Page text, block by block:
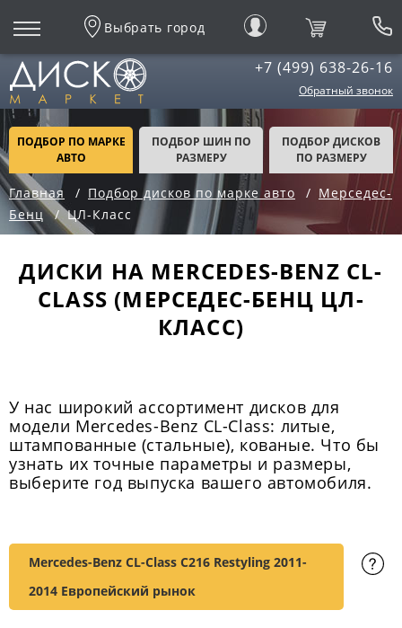
Выбрать город
+7 (499) 638-26-16
Обратный звонок
ПОДБОР ПО МАРКЕ
АВТО
ПОДБОР ШИН ПО
РАЗМЕРУ
ПОДБОР ДИСКОВ
ПО РАЗМЕРУ
Главная Подбор дисков по марке авто
Мерседес-
Бенц
ЦЛ-Класс
ДИСКИ НА MERCEDES-BENZ CL-
CLASS (МЕРСЕДЕС-БЕНЦ ЦЛ-
КЛАСС)
У нас широкий ассортимент дисков для
модели Mercedes-Benz CL-Class: литые,
штампованные (стальные), кованые. Что бы
узнать их точные параметры и размеры,
выберите год выпуска вашего автомобиля.
Mercedes-Benz CL-Class C216 Restyling 2011-
2014 Европейский рынок